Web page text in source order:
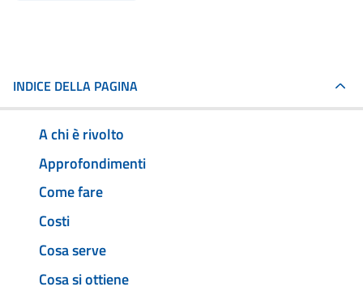
INDICE DELLA PAGINA
A chi è rivolto
Approfondimenti
Come fare
Costi
Cosa serve
Cosa si ottiene